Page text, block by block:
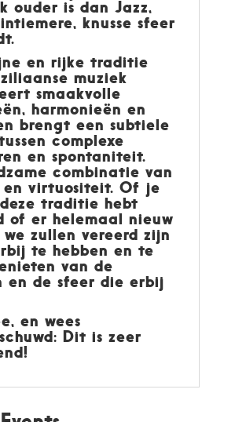
ouder is dan Jazz,
knusse sfeer
en rijke traditie
muziek
smaakvolle
harmonieën en
brengt een subtiele
complexe
en spontaniteit.
combinatie van
en virtuositeit. Of je
traditie hebt
of er helemaal nieuw
zullen vereerd zijn
te hebben en te
van de
en de sfeer die erbij
en wees
Dit is zeer